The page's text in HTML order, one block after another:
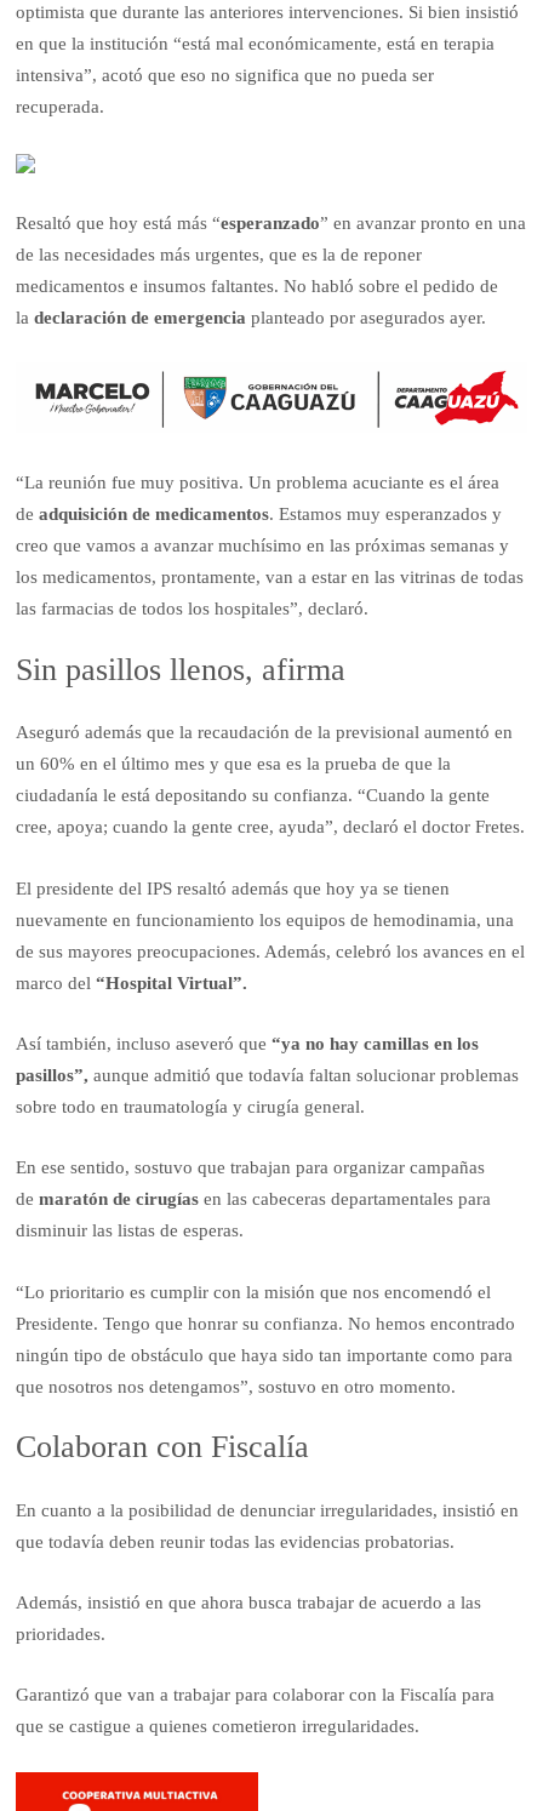
optimista que durante las anteriores intervenciones. Si bien insistió
en que la institución “está mal económicamente, está en terapia
intensiva”, acotó que eso no significa que no pueda ser
recuperada.
Resaltó que hoy está más “esperanzado” en avanzar pronto en una
de las necesidades más urgentes, que es la de reponer
medicamentos e insumos faltantes. No habló sobre el pedido de
ladeclaración de emergencia planteado por asegurados ayer.
“La reunión fue muy positiva. Un problema acuciante es el área
deadquisición de medicamentos. Estamos muy esperanzados y
creo que vamos a avanzar muchísimo en las próximas semanas y
los medicamentos, prontamente, van a estar en las vitrinas de todas
las farmacias de todos los hospitales”, declaró.
Sin pasillos llenos, afirma
Aseguró además que la recaudación de la previsional aumentó en
un 60% en el último mes y que esa es la prueba de que la
ciudadanía le está depositando su confianza. “Cuando la gente
cree, apoya; cuando la gente cree, ayuda”, declaró el doctor Fretes.
El presidente del IPS resaltó además que hoy ya se tienen
nuevamente en funcionamiento los equipos de hemodinamia, una
de sus mayores preocupaciones. Además, celebró los avances en el
marco del“Hospital Virtual”.
Así también, incluso aseveró que“ya no hay camillas en los
pasillos”,aunque admitió que todavía faltan solucionar problemas
sobre todo en traumatología y cirugía general.
En ese sentido, sostuvo que trabajan para organizar campañas
demaratón de cirugías en las cabeceras departamentales para
disminuir las listas de esperas.
“Lo prioritario es cumplir con la misión que nos encomendó el
Presidente. Tengo que honrar su confianza. No hemos encontrado
ningún tipo de obstáculo que haya sido tan importante como para
que nosotros nos detengamos”, sostuvo en otro momento.
Colaboran con Fiscalía
En cuanto a la posibilidad de denunciar irregularidades, insistió en
que todavía deben reunir todas las evidencias probatorias.
Además, insistió en que ahora busca trabajar de acuerdo a las
prioridades.
Garantizó que van a trabajar para colaborar con la Fiscalía para
que se castigue a quienes cometieron irregularidades.